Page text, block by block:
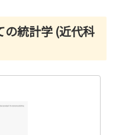
の統計学 (近代科